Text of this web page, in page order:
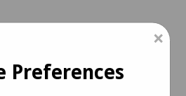
×
Preferences